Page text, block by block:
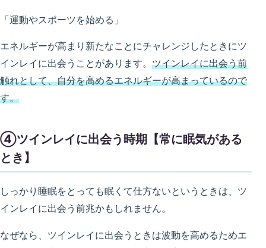
「運動やスポーツを始める」
エネルギーが高まり新たなことにチャレンジしたときにツ
インレイに出会うことがあります。 ツインレイに出会う前
触れとして、自分を高めるエネルギーが高まっているので
す。
④ツインレイに出会う時期【常に眠気がある
とき】
しっかり睡眠をとっても眠くて仕方ないというときは、ツ
インレイに出会う前兆かもしれません。
なぜなら、ツインレイに出会うときは波動を高めるためエ